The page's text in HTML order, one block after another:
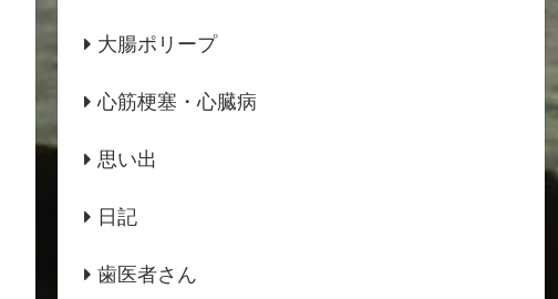
大腸ポリープ
心筋梗塞・心臓病
思い出
日記
歯医者さん